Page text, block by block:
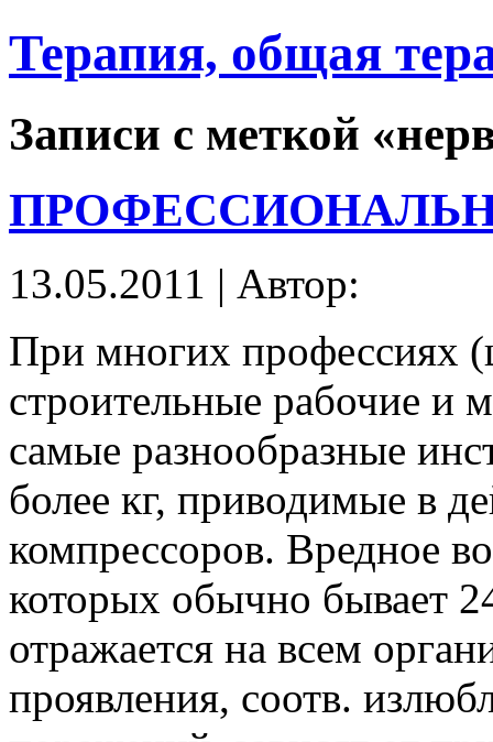
Терапия, общая
Записи с меткой
13.05.2011 | Автор:
При многих профессиях
строительные рабочие и
самые разнообразные
более кг, приводимые в
компрессоров. Вредное
которых обычно бывает
отражается на всем
проявления, соотв.